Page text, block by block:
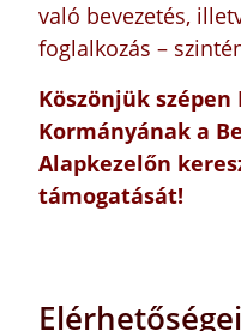
való bevezetés,
foglalkozás –
Köszönjük szépen
Kormányának a
Alapkezelőn
támogatását!